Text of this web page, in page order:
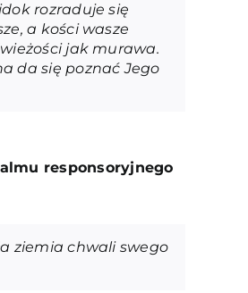
rozraduje się
a kości wasze
jak murawa.
da się poznać Jego
responsoryjnego
ziemia chwali swego